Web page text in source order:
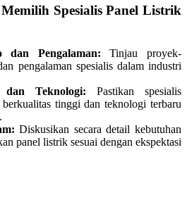
Spesialis Panel Listrik
dan Pengalaman: Tinjau proyek-
pengalaman spesialis dalam industri
Teknologi: Pastikan spesialis
tinggi dan teknologi terbaru
Diskusikan secara detail kebutuhan
panel listrik sesuai dengan ekspektasi